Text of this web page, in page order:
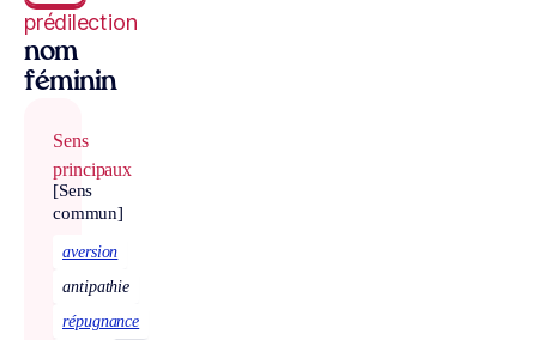
prédilection
nom
féminin
Sens
principaux
[Sens
commun]
aversion
antipathie
répugnance